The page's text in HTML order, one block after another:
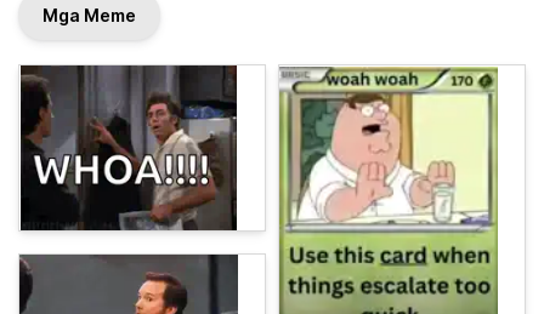
Mga Meme